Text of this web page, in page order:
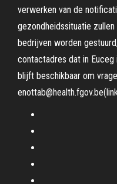
verwerken van de
gezondheidssituatie
bedrijven worden
contactadres dat in
blijft beschikbaar om